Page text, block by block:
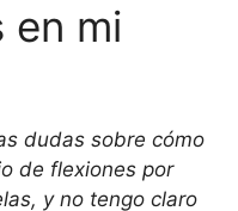
en mi
dudas sobre cómo
de flexiones por
y no tengo claro